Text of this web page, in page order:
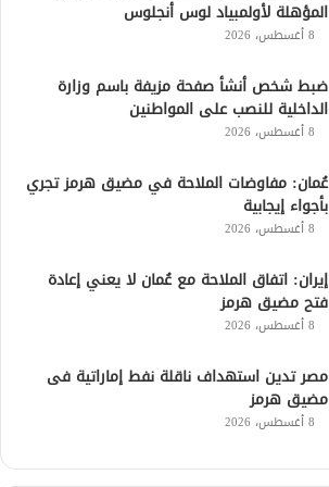
المؤهلة لأولمبياد لوس أنجلوس
8 أغسطس، 2026
ضبط شخص أنشأ صفحة مزيفة باسم وزارة
الداخلية للنصب على المواطنين
8 أغسطس، 2026
عُمان: مفاوضات الملاحة في مضيق هرمز تجري
بأجواء إيجابية
8 أغسطس، 2026
إيران: اتفاق الملاحة مع عُمان لا يعني إعادة
فتح مضيق هرمز
8 أغسطس، 2026
مصر تدين استهداف ناقلة نفط إماراتية فى
مضيق هرمز
8 أغسطس، 2026